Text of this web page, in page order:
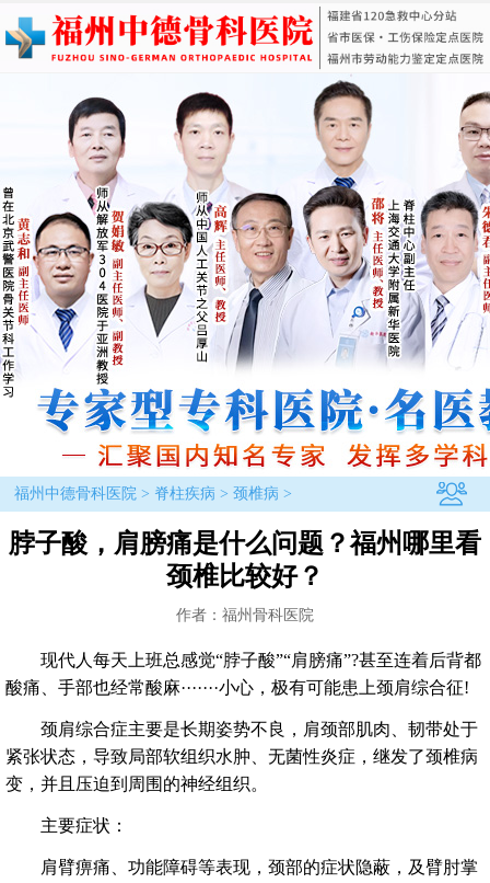
福州中德骨科医院> 脊柱疾病 > 颈椎病 >
脖子酸，肩膀痛是什么问题？福州哪里看
颈椎比较好？
作者：福州骨科医院
现代人每天上班总感觉“脖子酸”“肩膀痛”?甚至连着后背都
酸痛、手部也经常酸麻·······小心，极有可能患上颈肩综合征!
颈肩综合症主要是长期姿势不良，肩颈部肌肉、韧带处于
紧张状态，导致局部软组织水肿、无菌性炎症，继发了颈椎病
变，并且压迫到周围的神经组织。
主要症状：
肩臂痹痛、功能障碍等表现，颈部的症状隐蔽，及臂肘掌